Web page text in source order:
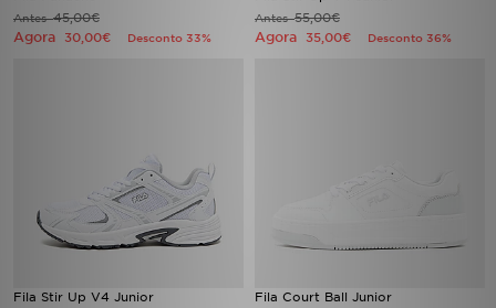
Antes45,00€
Agora 30,00€ Desconto 33%
Antes55,00€
Agora 35,00€ Desconto 36%
Fila Stir Up V4 Junior Fila Court Ball Junior